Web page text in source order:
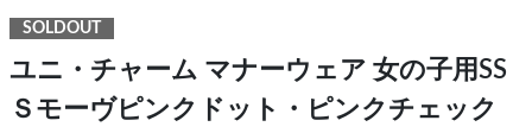
SOLDOUT
ユニ・チャーム マナーウェア 女の子用SS
Ｓモーヴピンクドット・ピンクチェック